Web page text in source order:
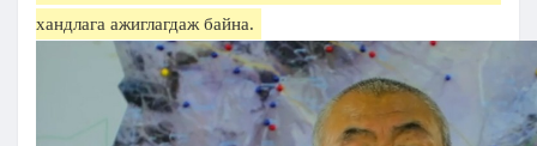
хандлага ажиглагдаж байна.